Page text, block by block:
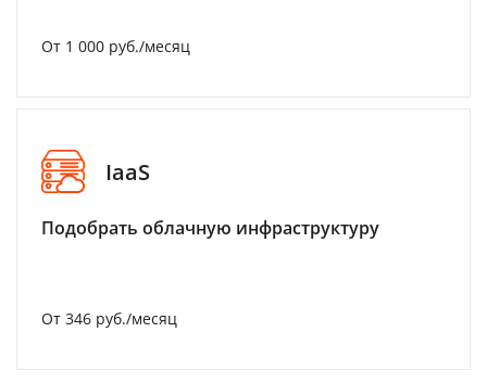
От 1 000 руб./месяц
IaaS
Подобрать облачную инфраструктуру
От 346 руб./месяц